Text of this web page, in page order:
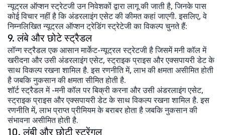
न्यूट्रल ऑप्शन स्ट्रेटजी उन निवेशकों द्वारा लागू की जाती है, जिनके पास
कोई विचार नहीं है कि अंडरलाइंग एसेट की कीमत कहां जाएगी. इसलिए, वे
निम्नलिखित न्यूट्रल ऑप्शन ट्रेडिंग स्ट्रेटेजी का विकल्प चुनते हैं:
9. लंबे और छोटे स्ट्रैडल
लॉन्ग स्ट्रैडल एक आसान मार्केट-न्यूट्रल स्ट्रेटजी है जिसमें मनी कॉल में
खरीदना और उसी अंडरलाइंग एसेट, स्ट्राइक प्राइस और एक्सपायरी डेट के
साथ विकल्प रखना शामिल है. इस रणनीति में, लाभ की क्षमता असीमित होती
है जबकि नुकसान की क्षमता सीमित होती है.
शॉर्ट स्ट्रैडल में -मनी कॉल पर बिक्री करना और उसी अंडरलाइंग एसेट,
स्ट्राइक प्राइस और एक्सपायरी डेट के साथ विकल्प रखना शामिल है. इस
रणनीति में, लाभ प्राप्त प्रीमियम के बराबर होता है जबकि नुकसान की
संभावना असीमित होती है.
10. लंबी और छोटी स्ट्रेंगल